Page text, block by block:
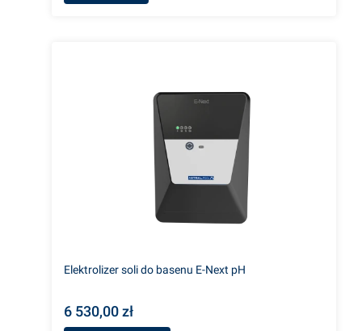
Elektrolizer soli do basenu E-Next pH
6 530,00 zł